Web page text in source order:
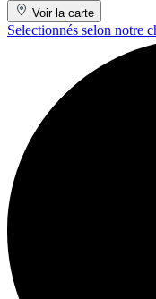
Voir la carte
Selectionnés selon notre